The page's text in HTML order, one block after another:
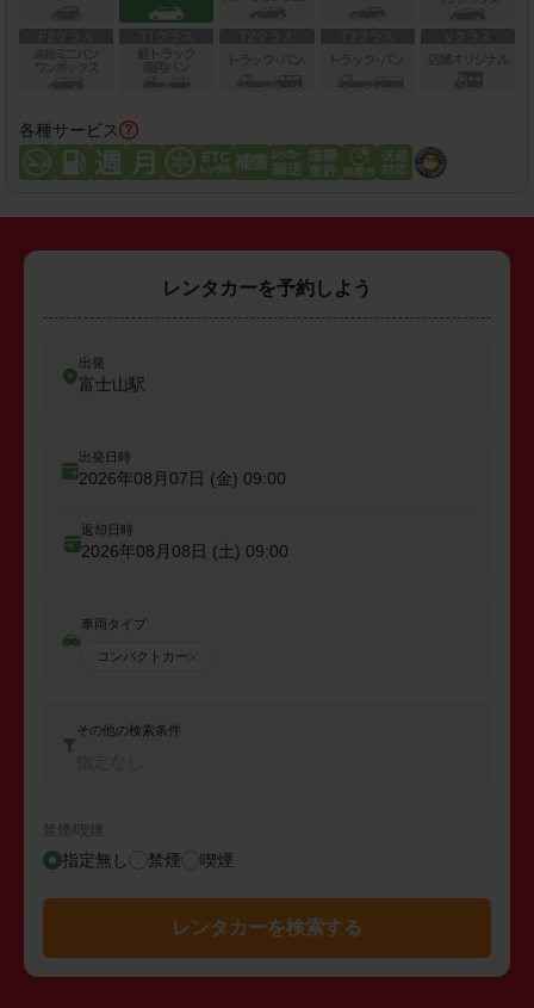
各種サービス
レンタカーを予約しよう
出発
富士山駅
出発日時
2026年08月07日 (金) 09:00
返却日時
2026年08月08日 (土) 09:00
車両タイプ
コンパクトカー
その他の検索条件
禁煙/喫煙
指定無し 禁煙 喫煙
レンタカーを検索する